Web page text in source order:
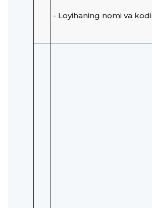
- Loyihaning nomi va kodi